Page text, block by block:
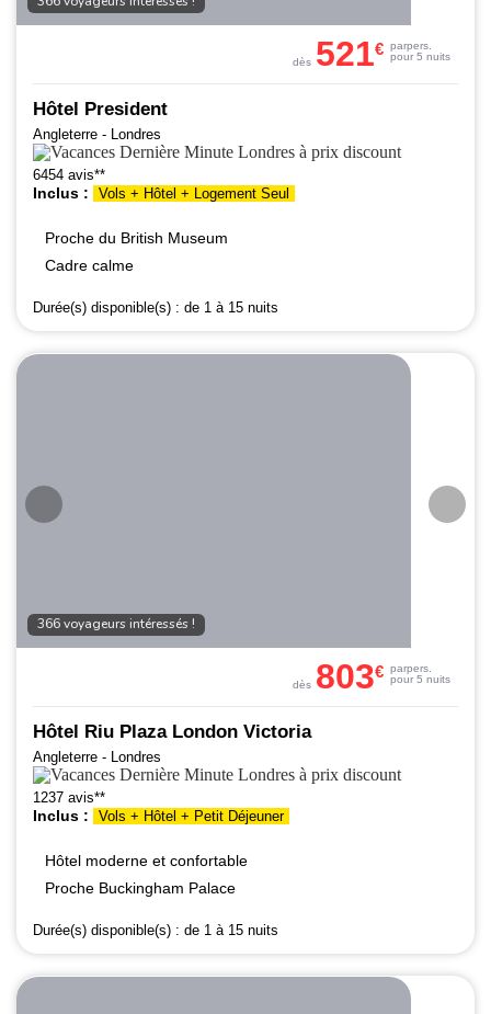
Hôtel President
Angleterre - Londres
6454 avis**
Inclus : Vols + Hôtel + Logement Seul
Proche du British Museum
Cadre calme
Durée(s) disponible(s) : de 1 à 15 nuits
dès 521€ parpers.
pour 5 nuits
366 voyageurs intéressés !
Hôtel Riu Plaza London Victoria
Angleterre - Londres
1237 avis**
Inclus : Vols + Hôtel + Petit Déjeuner
Hôtel moderne et confortable
Proche Buckingham Palace
Durée(s) disponible(s) : de 1 à 15 nuits
dès 803€ parpers.
pour 5 nuits